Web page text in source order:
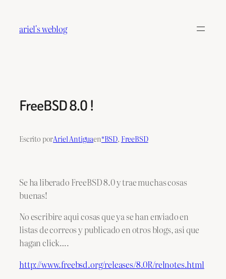
contenido
ariel's weblog
FreeBSD 8.0 !
Escrito porAriel Antiguaen*BSD, FreeBSD
Se ha liberado FreeBSD 8.0 y trae muchas cosas
buenas!
No escribire aqui cosas que ya se han enviado en
listas de correos y publicado en otros blogs, asi que
hagan click….
http://www.freebsd.org/releases/8.0R/relnotes.html